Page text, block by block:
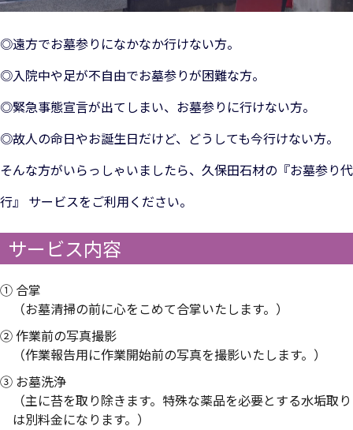
◎遠方でお墓参りになかなか行けない方。
◎入院中や足が不自由でお墓参りが困難な方。
◎緊急事態宣言が出てしまい、お墓参りに行けない方。
◎故人の命日やお誕生日だけど、どうしても今行けない方。
そんな方がいらっしゃいましたら、久保田石材の『お墓参り代
行』 サービスをご利用ください。
サービス内容
① 合掌
（お墓清掃の前に心をこめて合掌いたします。）
② 作業前の写真撮影
（作業報告用に作業開始前の写真を撮影いたします。）
③ お墓洗浄
（主に苔を取り除きます。特殊な薬品を必要とする水垢取り
は別料金になります。）